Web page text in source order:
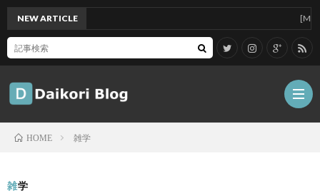
NEW ARTICLE [Mac]Mac
HOME 雑学
雑学